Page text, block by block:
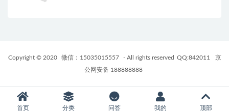
Copyright © 2020 微信：15035015557 - All rights reserved QQ:842011
京
公网安备 188888888
首页 分类 问答 我的 顶部